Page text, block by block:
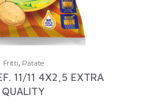
Fritti, Patate
11/11 4X2,5 EXTRA
QUALITY